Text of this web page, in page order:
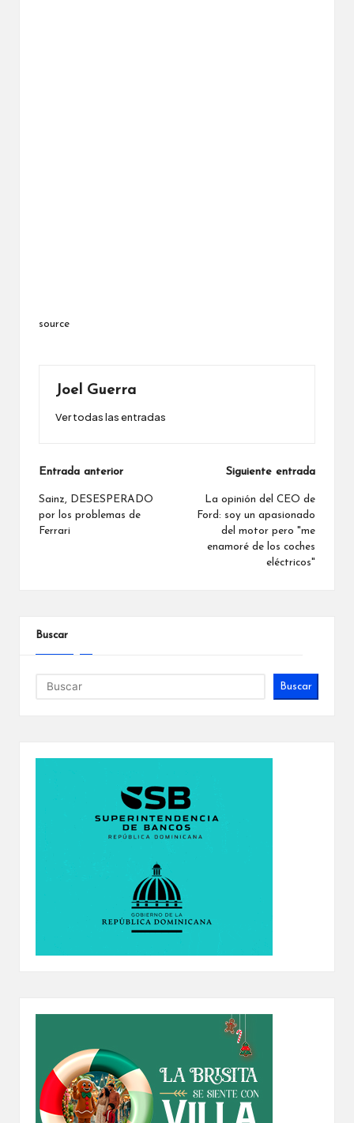
source
Joel Guerra
Ver todas las entradas
Navegación
de
entradas
Entrada anterior
Sainz, DESESPERADO
por los problemas de
Ferrari
Siguiente entrada
La opinión del CEO de
Ford: soy un apasionado
del motor pero "me
enamoré de los coches
eléctricos"
Buscar
Buscar